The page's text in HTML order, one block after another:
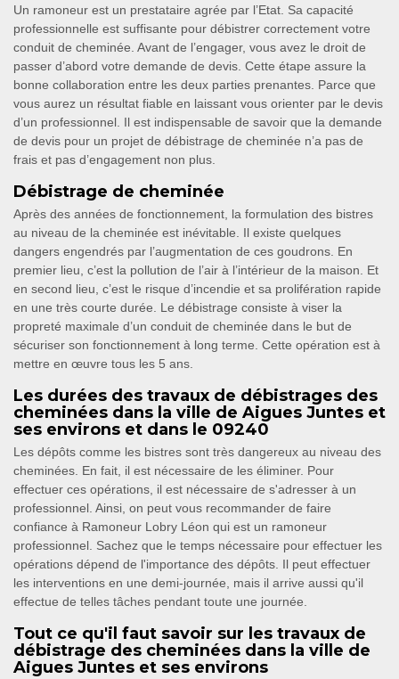
Un ramoneur est un prestataire agrée par l’Etat. Sa capacité
professionnelle est suffisante pour débistrer correctement votre
conduit de cheminée. Avant de l’engager, vous avez le droit de
passer d’abord votre demande de devis. Cette étape assure la
bonne collaboration entre les deux parties prenantes. Parce que
vous aurez un résultat fiable en laissant vous orienter par le devis
d’un professionnel. Il est indispensable de savoir que la demande
de devis pour un projet de débistrage de cheminée n’a pas de
frais et pas d’engagement non plus.
Débistrage de cheminée
Après des années de fonctionnement, la formulation des bistres
au niveau de la cheminée est inévitable. Il existe quelques
dangers engendrés par l’augmentation de ces goudrons. En
premier lieu, c’est la pollution de l’air à l’intérieur de la maison. Et
en second lieu, c’est le risque d’incendie et sa prolifération rapide
en une très courte durée. Le débistrage consiste à viser la
propreté maximale d’un conduit de cheminée dans le but de
sécuriser son fonctionnement à long terme. Cette opération est à
mettre en œuvre tous les 5 ans.
Les durées des travaux de débistrages des
cheminées dans la ville de Aigues Juntes et
ses environs et dans le 09240
Les dépôts comme les bistres sont très dangereux au niveau des
cheminées. En fait, il est nécessaire de les éliminer. Pour
effectuer ces opérations, il est nécessaire de s'adresser à un
professionnel. Ainsi, on peut vous recommander de faire
confiance à Ramoneur Lobry Léon qui est un ramoneur
professionnel. Sachez que le temps nécessaire pour effectuer les
opérations dépend de l'importance des dépôts. Il peut effectuer
les interventions en une demi-journée, mais il arrive aussi qu'il
effectue de telles tâches pendant toute une journée.
Tout ce qu'il faut savoir sur les travaux de
débistrage des cheminées dans la ville de
Aigues Juntes et ses environs